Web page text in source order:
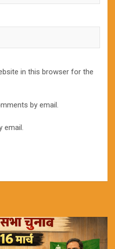
in this browser for the
by email.